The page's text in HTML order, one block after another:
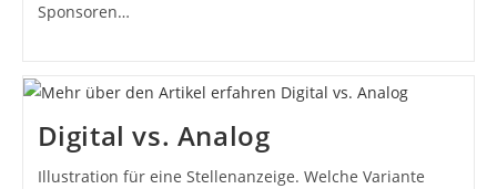
Sponsoren…
Digital vs. Analog
Illustration für eine Stellenanzeige. Welche Variante